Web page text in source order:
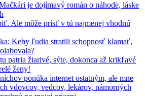
je dojímavý román o náhode, láske
Ale môže prísť v tú najmenej vhodnú
Keby ľudia stratili schopnosť klamať,
patria žiarivé, sýte, dokonca až krikľavé
ženy!
ponúka internet ostatným, ale mne
vdovcov, vedcov, lekárov, námorných